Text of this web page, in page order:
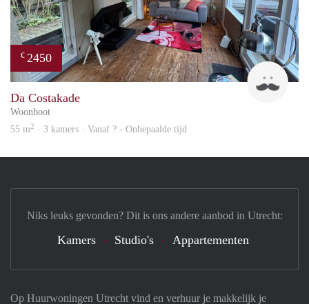
€ 2450
Da Costakade
Woonboot
55 m2 · 3 kamers · Vanaf ? - Onbepaalde tijd
Op Huurwoningen Utrecht vind en verhuur je makkelijk je
Niks leuks gevonden? Dit is ons andere aanbod in Utrecht:
Kamers Studio's Appartementen